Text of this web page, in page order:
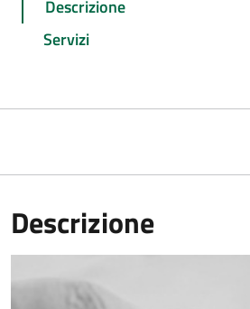
Descrizione
Servizi
Descrizione